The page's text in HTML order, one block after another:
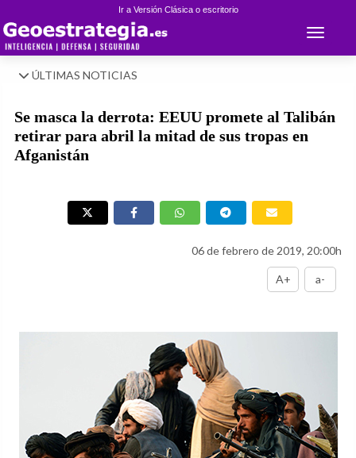
Ir a Versión Clásica o escritorio
Toggle
ÚLTIMAS NOTICIAS
Se masca la derrota: EEUU promete al Talibán
retirar para abril la mitad de sus tropas en
Afganistán
06 de febrero de 2019, 20:00h
A+ a-